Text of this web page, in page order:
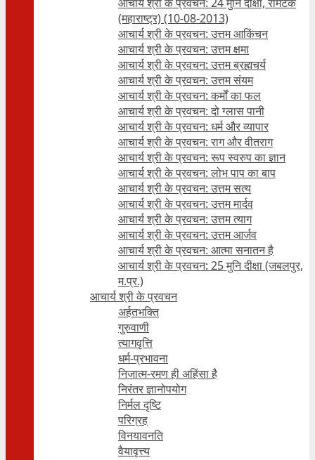
(महाराष्ट्र) (10-08-2013)
आचार्य श्री के प्रवचन: उत्तम आकिंचन
आचार्य श्री के प्रवचन: उत्तम क्षमा
आचार्य श्री के प्रवचन: उत्तम ब्रह्मचर्य
आचार्य श्री के प्रवचन: उत्तम संयम
आचार्य श्री के प्रवचन: कर्मों का फल
आचार्य श्री के प्रवचन: दो ग्लास पानी
आचार्य श्री के प्रवचन: धर्म और व्यापार
आचार्य श्री के प्रवचन: राग और वीतराग
आचार्य श्री के प्रवचन: रूप स्वरुप का ज्ञान
आचार्य श्री के प्रवचन: लोभ पाप का बाप
आचार्य श्री के प्रवचन: उत्तम सत्य
आचार्य श्री के प्रवचन: उत्तम मार्दव
आचार्य श्री के प्रवचन: उत्तम त्याग
आचार्य श्री के प्रवचन: उत्तम आर्जव
आचार्य श्री के प्रवचन: आत्मा सनातन है
आचार्य श्री के प्रवचन: 25 मुनि दीक्षा (जबलपुर,
म.प्र.)
आचार्य श्री के प्रवचन
अर्हतभक्ति
गुरुवाणी
त्यागवृत्ति
धर्म-प्रभावना
निजात्म-रमण ही अहिंसा है
निरंतर ज्ञानोपयोग
निर्मल दृष्टि
परिग्रह
विनयावनति
वैयावृत्त्य